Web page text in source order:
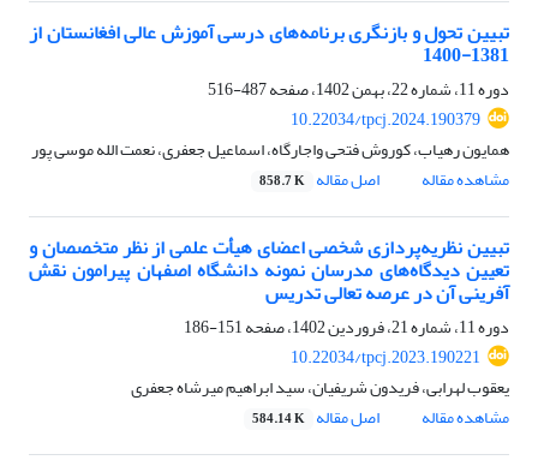
تبیین تحول و بازنگری برنامه‌های درسی آموزش عالی افغانستان از
1381-1400
دوره 11، شماره 22، بهمن 1402، صفحه
487-516
10.22034/tpcj.2024.190379
همایون رهیاب، کوروش فتحی واجارگاه، اسماعیل جعفری، نعمت الله موسی پور
مشاهده مقاله
اصل مقاله 858.7 K
تبیین نظریه‌پردازی شخصی اعضای هیأت علمی از نظر متخصصان و
تعیین دیدگاه‌های مدرسان نمونه دانشگاه اصفهان پیرامون نقش
آفرینی آن در عرصه تعالی تدریس
دوره 11، شماره 21، فروردین 1402، صفحه
151-186
10.22034/tpcj.2023.190221
یعقوب لهرابی، فریدون شریفیان، سید ابراهیم میرشاه جعفری
مشاهده مقاله
اصل مقاله 584.14 K